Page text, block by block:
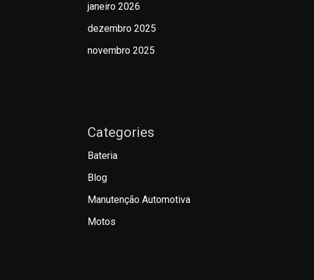
janeiro 2026
dezembro 2025
novembro 2025
Categories
Bateria
Blog
Manutenção Automotiva
Motos